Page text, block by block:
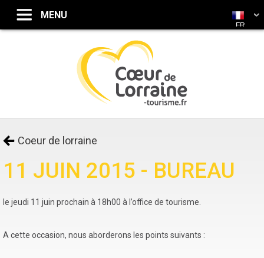
Coeur de lorraine
11 JUIN 2015 - BUREAU
le jeudi 11 juin prochain à 18h00 à l’office de tourisme.
A cette occasion, nous aborderons les points suivants :
FR